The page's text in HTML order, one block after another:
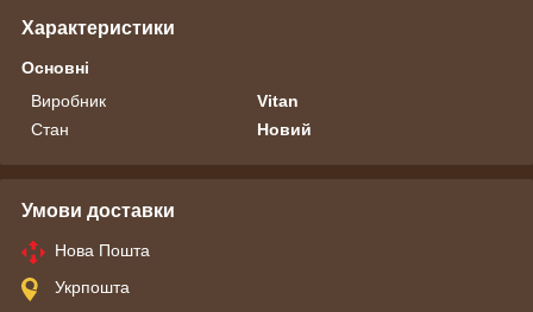
Характеристики
Основні
Виробник
Vitan
Стан
Новий
Умови доставки
Нова Пошта
Укрпошта